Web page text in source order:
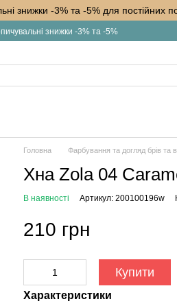
знижки -3% та -5% для постійних
знижки -3% та -5%
Головна Фарбування та догляд брів та
Хна Zola 04
В наявності Артикул: 200100196w
210 грн
Купити
Характеристики